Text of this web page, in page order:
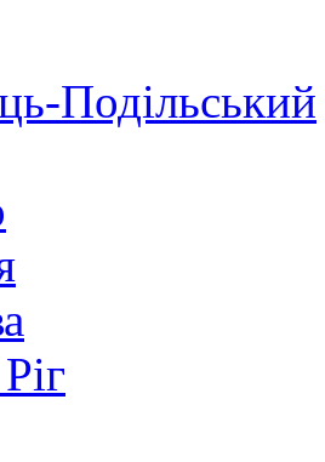
Подільський